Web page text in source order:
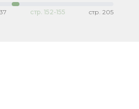
стр. 152-155 стр. 205